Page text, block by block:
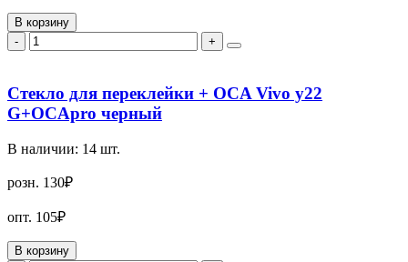
В корзину
-
+
Стекло для переклейки + OCA Vivo y22
G+OCApro черный
В наличии: 14 шт.
розн. 130₽
опт. 105₽
В корзину